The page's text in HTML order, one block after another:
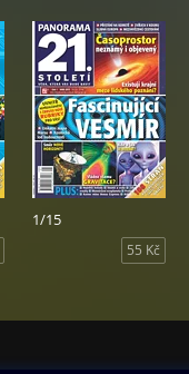
1/15
55 Kč